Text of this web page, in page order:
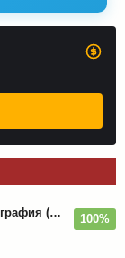
Five Finger Death Punch - Дискография (2008-2026) 100%